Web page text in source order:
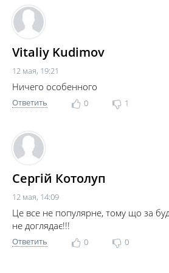
Vitaliy Kudimov
12 мая, 19:21
Ничего особенного
Ответить 0 1
Сергій Котолуп
12 мая, 14:09
Це все не популярне, тому що за
не доглядає!!!
Ответить 0 0